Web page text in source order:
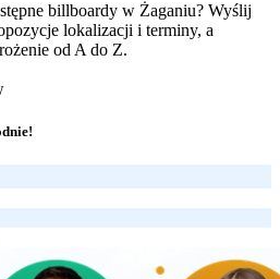
billboardy w Żaganiu? Wyślij
lokalizacji i terminy, a
od A do Z.